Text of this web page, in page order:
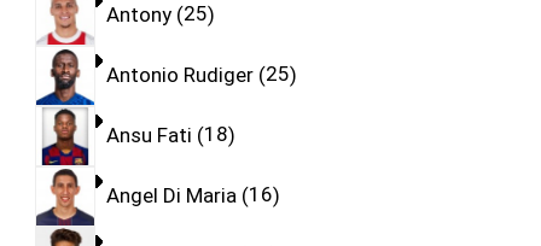
Antony 25
Antonio Rudiger 25
Ansu Fati 18
Angel Di Maria 16